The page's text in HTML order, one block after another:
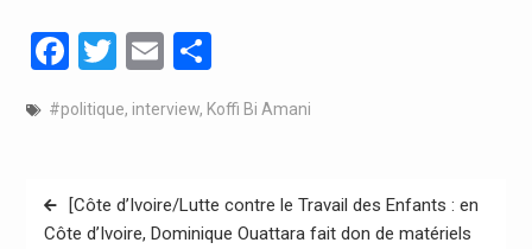
Facebook
Twitter
EmailPartager
#politique, interview, Koffi Bi Amani
Navigation
de
[Côte d’Ivoire/Lutte contre le Travail des Enfants : en
Côte d’Ivoire, Dominique Ouattara fait don de matériels